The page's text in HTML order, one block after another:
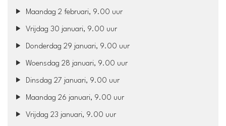
Maandag 2 februari, 9.00 uur
Vrijdag 30 januari, 9.00 uur
Donderdag 29 januari, 9.00 uur
Woensdag 28 januari, 9.00 uur
Dinsdag 27 januari, 9.00 uur
Maandag 26 januari, 9.00 uur
Vrijdag 23 januari, 9.00 uur